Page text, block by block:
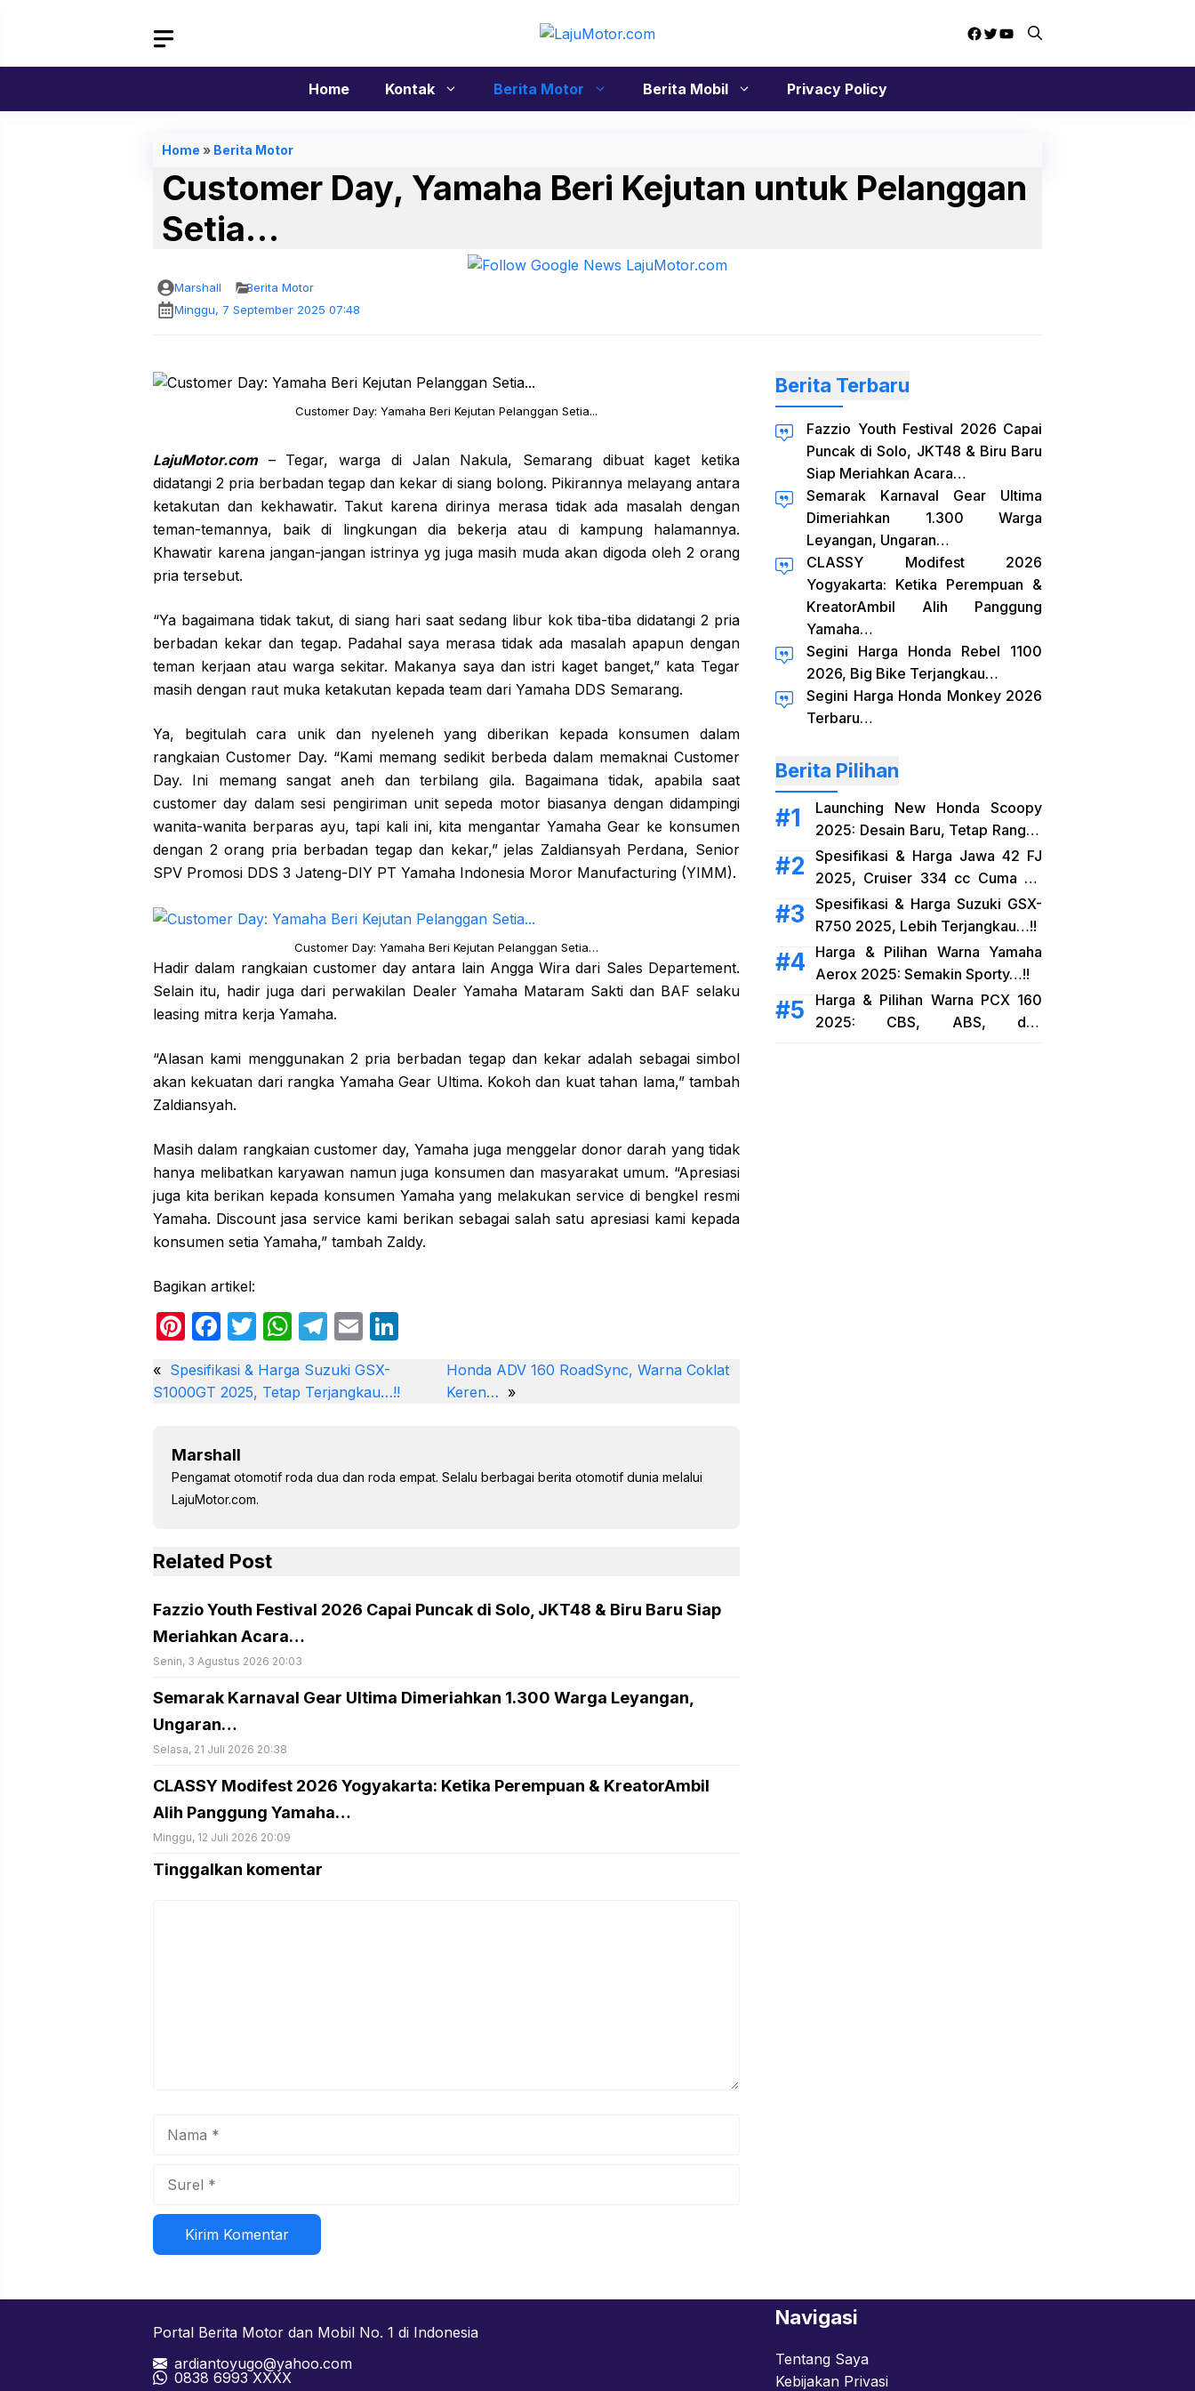
Facebook
Twitter
YouTube
Home Kontak Berita Motor Berita Mobil Privacy Policy
Home » Berita Motor
Customer Day, Yamaha Beri Kejutan untuk Pelanggan
Setia…
Marshall
Berita Motor
Minggu, 7 September 2025 07:48
Customer Day: Yamaha Beri Kejutan Pelanggan Setia...
LajuMotor.com– Tegar, warga di Jalan Nakula, Semarang dibuat kaget ketika
didatangi 2 pria berbadan tegap dan kekar di siang bolong. Pikirannya melayang antara
ketakutan dan kekhawatir. Takut karena dirinya merasa tidak ada masalah dengan
teman-temannya, baik di lingkungan dia bekerja atau di kampung halamannya.
Khawatir karena jangan-jangan istrinya yg juga masih muda akan digoda oleh 2 orang
pria tersebut.
“Ya bagaimana tidak takut, di siang hari saat sedang libur kok tiba-tiba didatangi 2 pria
berbadan kekar dan tegap. Padahal saya merasa tidak ada masalah apapun dengan
teman kerjaan atau warga sekitar. Makanya saya dan istri kaget banget,” kata Tegar
masih dengan raut muka ketakutan kepada team dari Yamaha DDS Semarang.
Ya, begitulah cara unik dan nyeleneh yang diberikan kepada konsumen dalam
rangkaian Customer Day. “Kami memang sedikit berbeda dalam memaknai Customer
Day. Ini memang sangat aneh dan terbilang gila. Bagaimana tidak, apabila saat
customer day dalam sesi pengiriman unit sepeda motor biasanya dengan didampingi
wanita-wanita berparas ayu, tapi kali ini, kita mengantar Yamaha Gear ke konsumen
dengan 2 orang pria berbadan tegap dan kekar,” jelas Zaldiansyah Perdana, Senior
SPV Promosi DDS 3 Jateng-DIY PT Yamaha Indonesia Moror Manufacturing (YIMM).
Customer Day: Yamaha Beri Kejutan Pelanggan Setia…
Hadir dalam rangkaian customer day antara lain Angga Wira dari Sales Departement.
Selain itu, hadir juga dari perwakilan Dealer Yamaha Mataram Sakti dan BAF selaku
leasing mitra kerja Yamaha.
“Alasan kami menggunakan 2 pria berbadan tegap dan kekar adalah sebagai simbol
akan kekuatan dari rangka Yamaha Gear Ultima. Kokoh dan kuat tahan lama,” tambah
Zaldiansyah.
Masih dalam rangkaian customer day, Yamaha juga menggelar donor darah yang tidak
hanya melibatkan karyawan namun juga konsumen dan masyarakat umum. “Apresiasi
juga kita berikan kepada konsumen Yamaha yang melakukan service di bengkel resmi
Yamaha. Discount jasa service kami berikan sebagai salah satu apresiasi kami kepada
konsumen setia Yamaha,” tambah Zaldy.
Bagikan artikel:
Pi
er
F
c
o
o
T
itt
W
at
s
p
T
e
gr
m
E
ail k
n
« Spesifikasi & Harga Suzuki GSX-
S1000GT 2025, Tetap Terjangkau…!!
Honda ADV 160 RoadSync, Warna Coklat
Keren… »
Marshall
Pengamat otomotif roda dua dan roda empat. Selalu berbagai berita otomotif dunia melalui
LajuMotor.com.
Related Post
Fazzio Youth Festival 2026 Capai Puncak di Solo, JKT48 & Biru Baru Siap
Meriahkan Acara…
Senin, 3 Agustus 2026 20:03
Semarak Karnaval Gear Ultima Dimeriahkan 1.300 Warga Leyangan,
Ungaran…
Selasa, 21 Juli 2026 20:38
CLASSY Modifest 2026 Yogyakarta: Ketika Perempuan & KreatorAmbil
Alih Panggung Yamaha…
Minggu, 12 Juli 2026 20:09
Tinggalkan komentar
Situs
web
Berita Terbaru
Fazzio Youth Festival 2026 Capai
Puncak di Solo, JKT48 & Biru Baru
Siap Meriahkan Acara…
Semarak Karnaval Gear Ultima
Dimeriahkan 1.300 Warga
Leyangan, Ungaran…
CLASSY Modifest 2026
Yogyakarta: Ketika Perempuan &
KreatorAmbil Alih Panggung
Yamaha…
Segini Harga Honda Rebel 1100
2026, Big Bike Terjangkau…
Segini Harga Honda Monkey 2026
Terbaru…
Berita Pilihan
Launching New Honda Scoopy
2025: Desain Baru, Tetap Rangka
eSAF…!!
Spesifikasi & Harga Jawa 42 FJ
2025, Cruiser 334 cc Cuma 38
Jutaan…!!
Spesifikasi & Harga Suzuki GSX-
R750 2025, Lebih Terjangkau…!!
Harga & Pilihan Warna Yamaha
Aerox 2025: Semakin Sporty…!!
Harga & Pilihan Warna PCX 160
2025: CBS, ABS, dan
Portal Berita Motor dan Mobil No. 1 di Indonesia
ardiantoyugo@yahoo.com
0838 6993 XXXX
Navigasi
Tentang Saya
Kebijakan Privasi